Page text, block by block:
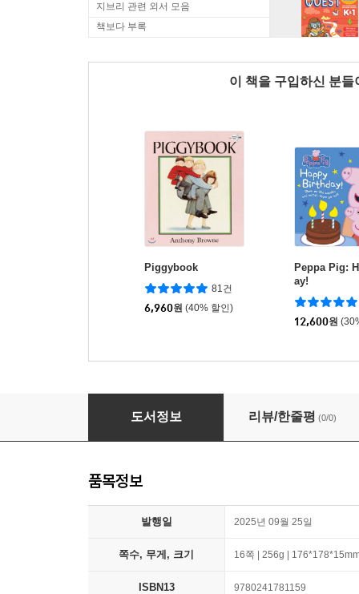
지브리 관련 외서 모음
책보다 부록
이 책을 구입하신 분
Piggybook
81건
6,960원 (40% 할인)
Peppa Pig:
ay!
12,600원
Peppa Pig: Evie
도서정보 리뷰/한줄평 (0/0)
품목정보
발행일 2025년 09월 25일
쪽수, 무게, 크기 16쪽 | 256g |
ISBN13 9780241781159